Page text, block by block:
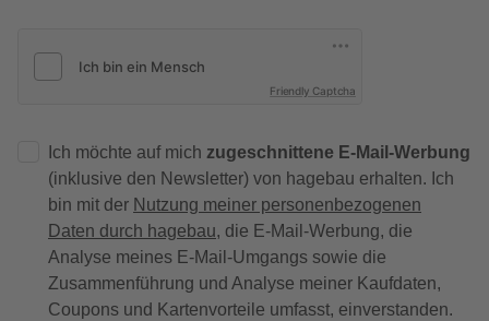
Friendly Captcha
Ich möchte auf mich zugeschnittene E-Mail-Werbung
(inklusive den Newsletter) von hagebau erhalten. Ich
bin mit der Nutzung meiner personenbezogenen
Daten durch hagebau, die E-Mail-Werbung, die
Analyse meines E-Mail-Umgangs sowie die
Zusammenführung und Analyse meiner Kaufdaten,
Coupons und Kartenvorteile umfasst, einverstanden.